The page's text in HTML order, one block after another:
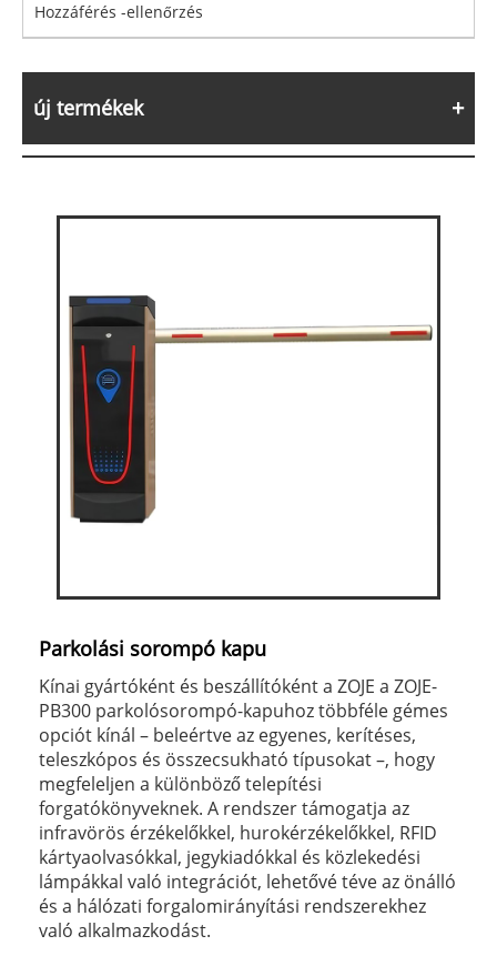
Hozzáférés -ellenőrzés
új termékek
Parkolási sorompó kapu
Kínai gyártóként és beszállítóként a ZOJE a ZOJE-
PB300 parkolósorompó-kapuhoz többféle gémes
opciót kínál – beleértve az egyenes, kerítéses,
teleszkópos és összecsukható típusokat –, hogy
megfeleljen a különböző telepítési
forgatókönyveknek. A rendszer támogatja az
infravörös érzékelőkkel, hurokérzékelőkkel, RFID
kártyaolvasókkal, jegykiadókkal és közlekedési
lámpákkal való integrációt, lehetővé téve az önálló
és a hálózati forgalomirányítási rendszerekhez
való alkalmazkodást.